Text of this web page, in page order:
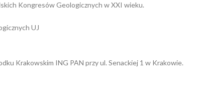
Kongresów Geologicznych w XXI wieku.
UJ
Krakowskim ING PAN przy ul. Senackiej 1 w Krakowie.